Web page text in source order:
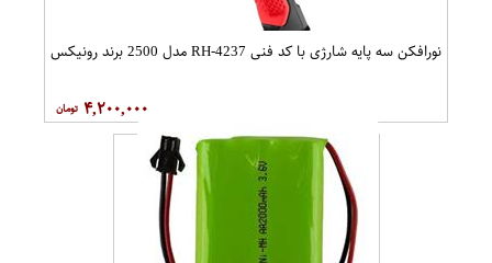
نورافکن سه پایه شارژی با کد فنی RH-4237 مدل 2500 برند رونیکس
۴,۲۰۰,۰۰۰